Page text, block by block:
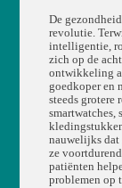
De
revolutie.
intelligentie,
zich op de
ontwikkeling
goedkoper en
steeds grotere
smartwatches,
nauwelijks dat
ze
patiënten
problemen op